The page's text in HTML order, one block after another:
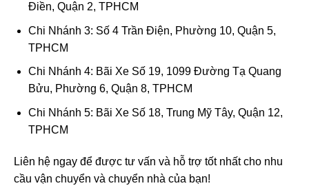
Điền, Quận 2, TPHCM
Chi Nhánh 3: Số 4 Trần Điện, Phường 10, Quận 5,
TPHCM
Chi Nhánh 4: Bãi Xe Số 19, 1099 Đường Tạ Quang
Bửu, Phường 6, Quận 8, TPHCM
Chi Nhánh 5: Bãi Xe Số 18, Trung Mỹ Tây, Quận 12,
TPHCM
Liên hệ ngay để được tư vấn và hỗ trợ tốt nhất cho nhu
cầu vận chuyển và chuyển nhà của bạn!